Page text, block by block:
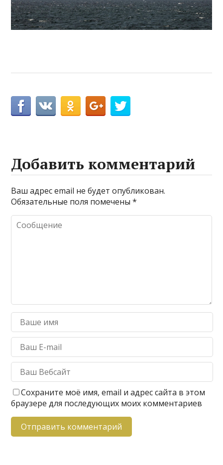
Добавить комментарий
Ваш адрес email не будет опубликован.
Обязательные поля помечены*
Сохраните моё имя, email и адрес сайта в этом
браузере для последующих моих комментариев